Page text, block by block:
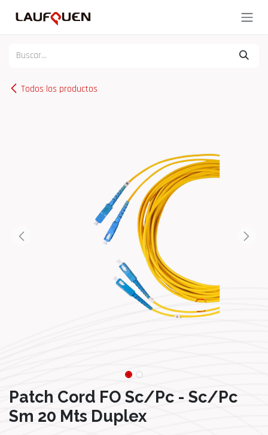
Todos los productos
Patch Cord FO Sc/Pc - Sc/Pc
Sm 20 Mts Duplex